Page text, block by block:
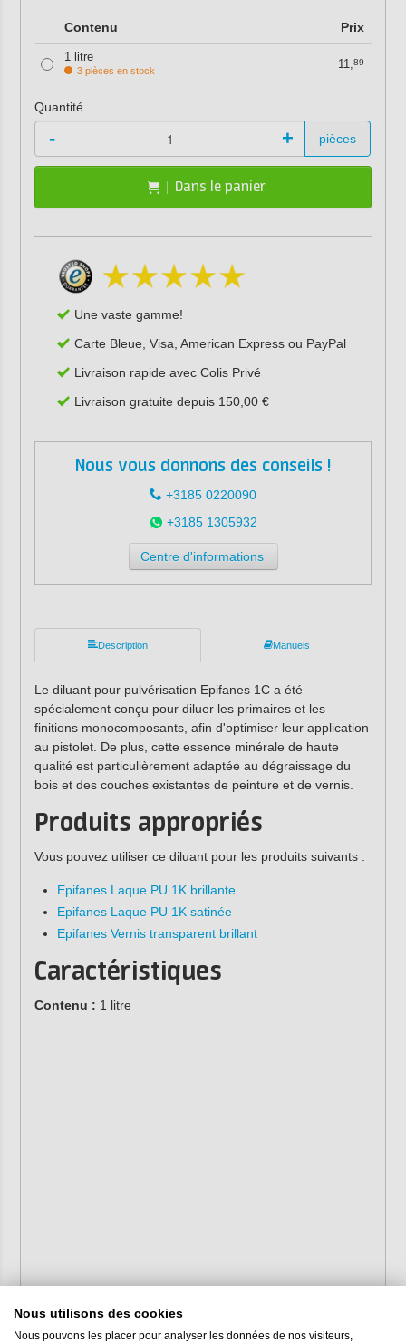
Contenu Prix
1 litre
3 pièces en stock 11,89
Quantité
- + pièces
Dans le panier
Une vaste gamme!
Carte Bleue, Visa, American Express ou PayPal
Livraison rapide avec Colis Privé
Livraison gratuite depuis 150,00 €
Nous vous donnons des conseils !
+3185 0220090
+3185 1305932
Centre d'informations
Description Manuels
Le diluant pour pulvérisation Epifanes 1C a été
spécialement conçu pour diluer les primaires et les
finitions monocomposants, afin d'optimiser leur application
au pistolet. De plus, cette essence minérale de haute
qualité est particulièrement adaptée au dégraissage du
bois et des couches existantes de peinture et de vernis.
Produits appropriés
Vous pouvez utiliser ce diluant pour les produits suivants :
Epifanes Laque PU 1K brillante
Epifanes Laque PU 1K satinée
Epifanes Vernis transparent brillant
Caractéristiques
Contenu : 1 litre
Nous utilisons des cookies
Nous pouvons les placer pour analyser les données de nos visiteurs,